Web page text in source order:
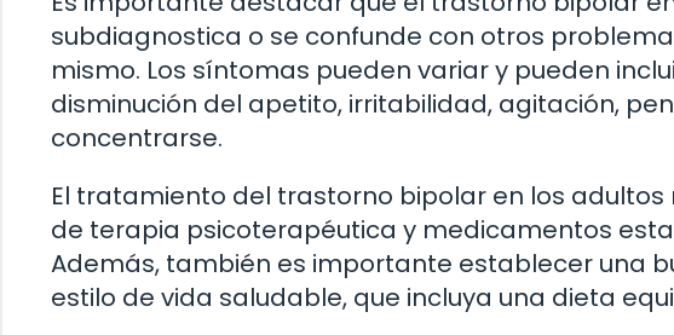
subdiagnostica o se confunde con otros
mismo. Los síntomas pueden variar y pueden
disminución del apetito, irritabilidad, agitación,
concentrarse.
El tratamiento del trastorno bipolar en los
de terapia psicoterapéutica y medicamentos
Además, también es importante establecer una
estilo de vida saludable, que incluya una dieta